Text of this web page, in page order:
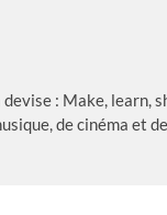
: Make, learn,
de cinéma et